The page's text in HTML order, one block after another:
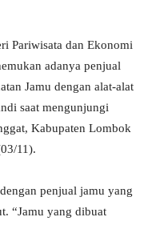
Pariwisata dan Ekonomi
adanya penjual
Jamu dengan alat-alat
saat mengunjungi
Kabupaten Lombok
11).
penjual jamu yang
“Jamu yang dibuat